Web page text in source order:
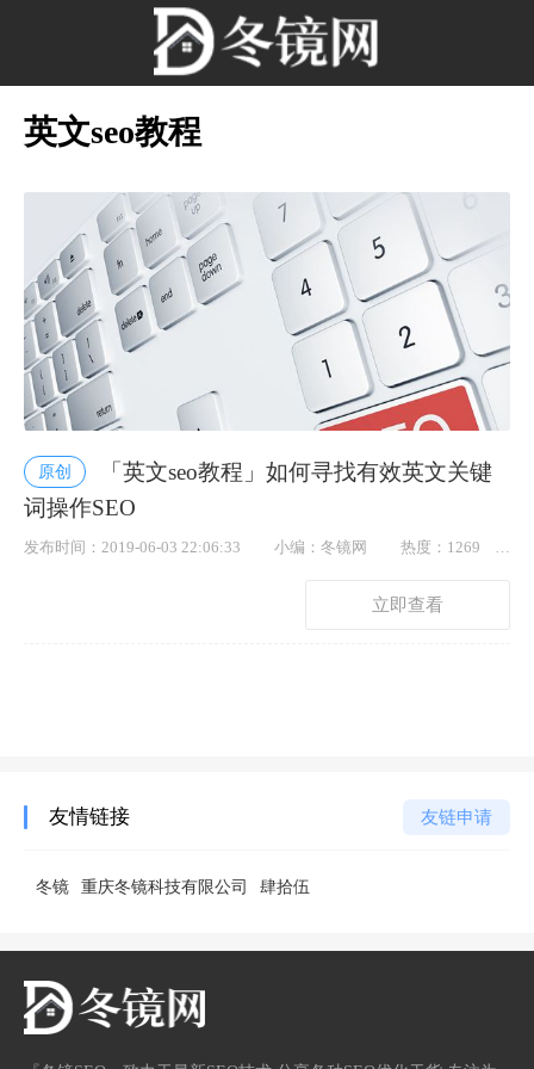
英文seo教程
原创
「英文seo教程」如何寻找有效英文关键
词操作SEO
发布时间：2019-06-03 22:06:33 小编：冬镜网
热度：1269
立即查看
友情链接 友链申请
冬镜 重庆冬镜科技有限公司 肆拾伍